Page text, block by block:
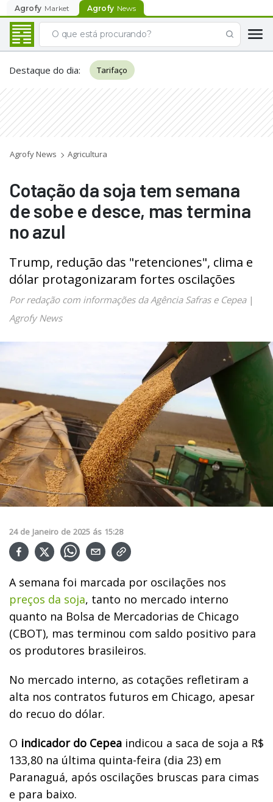
Agrofy Market Agrofy News
Destaque do dia: Tarifaço
Agrofy News Agricultura
Cotação da soja tem semana
de sobe e desce, mas termina
no azul
Trump, redução das "retenciones", clima e
dólar protagonizaram fortes oscilações
Por redação com informações da Agência Safras e Cepea|
Agrofy News
24 de Janeiro de 2025 ás 15:28
A semana foi marcada por oscilações nos
preços da soja, tanto no mercado interno
quanto na Bolsa de Mercadorias de Chicago
(CBOT), mas terminou com saldo positivo para
os produtores brasileiros.
No mercado interno, as cotações refletiram a
alta nos contratos futuros em Chicago, apesar
do recuo do dólar.
O indicador do Cepea indicou a saca de soja a R$
133,80 na última quinta-feira (dia 23) em
Paranaguá, após oscilações bruscas para cimas
e para baixo.